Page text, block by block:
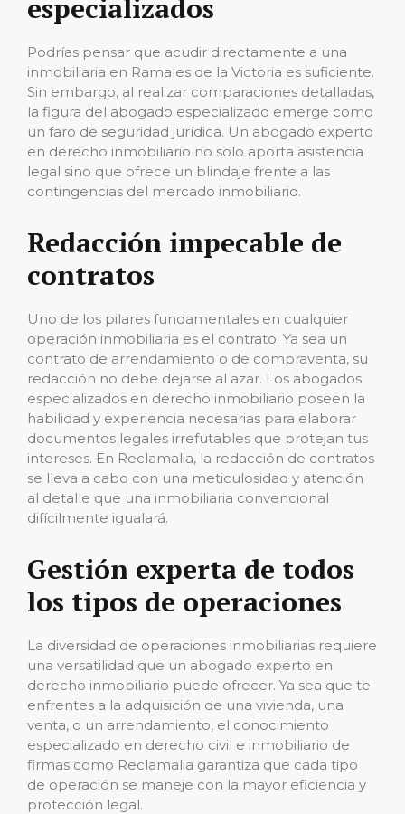
especializados
Podrías pensar que acudir directamente a una
inmobiliaria en Ramales de la Victoria es suficiente.
Sin embargo, al realizar comparaciones detalladas,
la figura del abogado especializado emerge como
un faro de seguridad jurídica. Un abogado experto
en derecho inmobiliario no solo aporta asistencia
legal sino que ofrece un blindaje frente a las
contingencias del mercado inmobiliario.
Redacción impecable de
contratos
Uno de los pilares fundamentales en cualquier
operación inmobiliaria es el contrato. Ya sea un
contrato de arrendamiento o de compraventa, su
redacción no debe dejarse al azar. Los abogados
especializados en derecho inmobiliario poseen la
habilidad y experiencia necesarias para elaborar
documentos legales irrefutables que protejan tus
intereses. En Reclamalia, la redacción de contratos
se lleva a cabo con una meticulosidad y atención
al detalle que una inmobiliaria convencional
difícilmente igualará.
Gestión experta de todos
los tipos de operaciones
La diversidad de operaciones inmobiliarias requiere
una versatilidad que un abogado experto en
derecho inmobiliario puede ofrecer. Ya sea que te
enfrentes a la adquisición de una vivienda, una
venta, o un arrendamiento, el conocimiento
especializado en derecho civil e inmobiliario de
firmas como Reclamalia garantiza que cada tipo
de operación se maneje con la mayor eficiencia y
protección legal.